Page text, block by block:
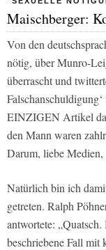
Maischberger:
Von den
nötig, über Munro-
überrascht und
EINZIGEN Artikel
den Mann waren
Darum, liebe Medien,
Natürlich bin ich
getreten. Ralph
antwortete:
beschriebene Fall mit